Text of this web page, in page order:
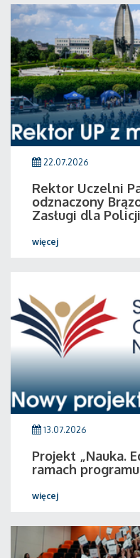
22.07.2026
Rektor Uczelni
odznaczony
Zasługi dla
więcej
13.07.2026
Projekt „Nauka.
ramach
więcej